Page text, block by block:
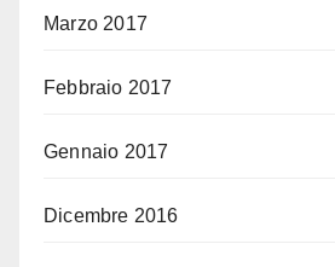
Marzo 2017
Febbraio 2017
Gennaio 2017
Dicembre 2016